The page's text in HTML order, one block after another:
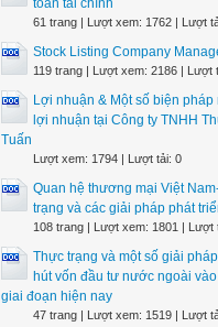
toán tài chính
61 trang | Lượt xem: 1762 | Lượt
Stock Listing Company
119 trang | Lượt xem: 2186 | Lượt
Lợi nhuận & Một số biện
lợi nhuận tại Công ty TNHH
Tuấn
Lượt xem: 1794 | Lượt tải: 0
Quan hệ thương mại Việt
trạng và các giải pháp phát
108 trang | Lượt xem: 1801 | Lượt
Thực trạng và một số giải
hút vốn đầu tư nước ngoài
giai đoạn hiện nay
47 trang | Lượt xem: 1519 | Lượt